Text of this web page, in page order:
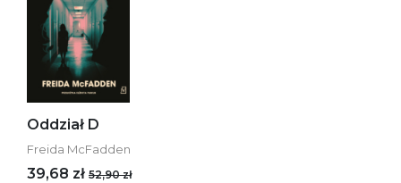
Oddział D
Freida McFadden
39,68 zł 52,90 zł